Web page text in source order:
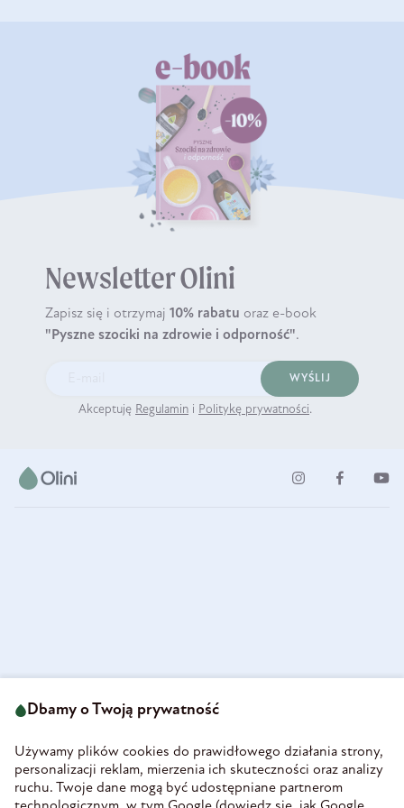
Newsletter Olini
Zapisz się i otrzymaj 10% rabatu oraz e-book
"Pyszne szociki na zdrowie i odporność".
WYŚLIJ
Akceptuję Regulamin i Politykę prywatności.
58-160 Świebodzice
REGON 890213034
INFORMACJE
Dbamy o Twoją prywatność
Używamy plików cookies do prawidłowego działania strony,
personalizacji reklam, mierzenia ich skuteczności oraz analizy
ruchu. Twoje dane mogą być udostępniane partnerom